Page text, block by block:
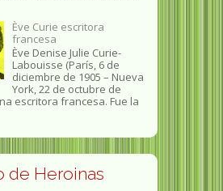
Ève Curie escritora
francesa
Ève Denise Julie Curie-
Labouisse (París, 6 de
diciembre de 1905 – Nueva
York, 22 de octubre de
escritora francesa. Fue la
de Heroinas